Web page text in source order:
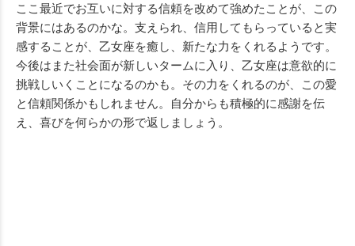
ここ最近でお互いに対する信頼を改めて強めたことが、この
背景にはあるのかな。支えられ、信用してもらっていると実
感することが、乙女座を癒し、新たな力をくれるようです。
今後はまた社会面が新しいタームに入り、乙女座は意欲的に
挑戦しいくことになるのかも。その力をくれるのが、この愛
と信頼関係かもしれません。自分からも積極的に感謝を伝
え、喜びを何らかの形で返しましょう。